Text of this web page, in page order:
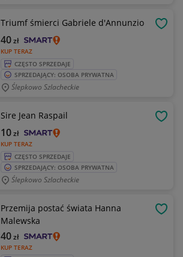
Triumf śmierci Gabriele d'Annunzio
KUP TERAZ
40zł
CZĘSTO SPRZEDAJE
SPRZEDAJĄCY: OSOBA PRYWATNA
Ślepkowo Szlacheckie
Sire Jean Raspail
KUP TERAZ
10zł
CZĘSTO SPRZEDAJE
SPRZEDAJĄCY: OSOBA PRYWATNA
Ślepkowo Szlacheckie
Przemija postać świata Hanna
Malewska
KUP TERAZ
40zł